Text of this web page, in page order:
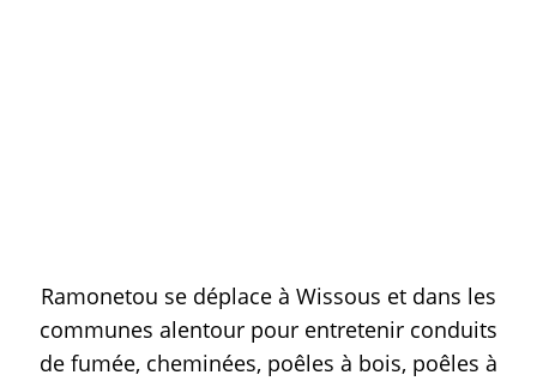
Ramonetou se déplace à Wissous et dans les
communes alentour pour entretenir conduits
de fumée, cheminées, poêles à bois, poêles à